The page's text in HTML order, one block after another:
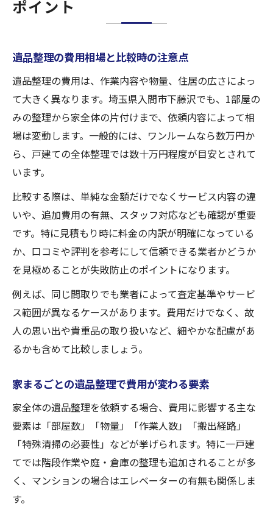
ポイント
遺品整理の費用相場と比較時の注意点
遺品整理の費用は、作業内容や物量、住居の広さによっ
て大きく異なります。埼玉県入間市下藤沢でも、1部屋の
みの整理から家全体の片付けまで、依頼内容によって相
場は変動します。一般的には、ワンルームなら数万円か
ら、戸建ての全体整理では数十万円程度が目安とされて
います。
比較する際は、単純な金額だけでなくサービス内容の違
いや、追加費用の有無、スタッフ対応なども確認が重要
です。特に見積もり時に料金の内訳が明確になっている
か、口コミや評判を参考にして信頼できる業者かどうか
を見極めることが失敗防止のポイントになります。
例えば、同じ間取りでも業者によって査定基準やサービ
ス範囲が異なるケースがあります。費用だけでなく、故
人の思い出や貴重品の取り扱いなど、細やかな配慮があ
るかも含めて比較しましょう。
家まるごとの遺品整理で費用が変わる要素
家全体の遺品整理を依頼する場合、費用に影響する主な
要素は「部屋数」「物量」「作業人数」「搬出経路」
「特殊清掃の必要性」などが挙げられます。特に一戸建
てでは階段作業や庭・倉庫の整理も追加されることが多
く、マンションの場合はエレベーターの有無も関係しま
す。